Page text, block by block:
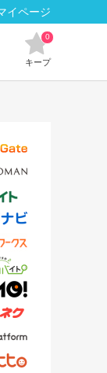
イページ
キープ
0